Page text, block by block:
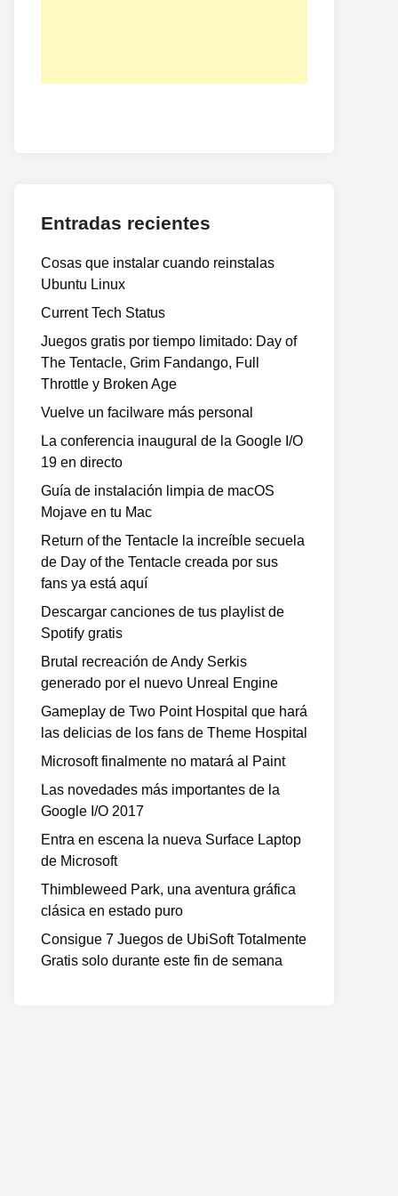
Entradas recientes
Cosas que instalar cuando reinstalas
Ubuntu Linux
Current Tech Status
Juegos gratis por tiempo limitado: Day of
The Tentacle, Grim Fandango, Full
Throttle y Broken Age
Vuelve un facilware más personal
La conferencia inaugural de la Google I/O
19 en directo
Guía de instalación limpia de macOS
Mojave en tu Mac
Return of the Tentacle la increíble secuela
de Day of the Tentacle creada por sus
fans ya está aquí
Descargar canciones de tus playlist de
Spotify gratis
Brutal recreación de Andy Serkis
generado por el nuevo Unreal Engine
Gameplay de Two Point Hospital que hará
las delicias de los fans de Theme Hospital
Microsoft finalmente no matará al Paint
Las novedades más importantes de la
Google I/O 2017
Entra en escena la nueva Surface Laptop
de Microsoft
Thimbleweed Park, una aventura gráfica
clásica en estado puro
Consigue 7 Juegos de UbiSoft Totalmente
Gratis solo durante este fin de semana